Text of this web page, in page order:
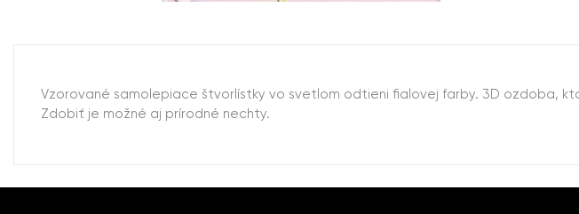
Vzorované samolepiace štvorlístky vo svetlom odtieni fialovej farby. 3D ozdoba,
Zdobiť je možné aj prírodné nechty.